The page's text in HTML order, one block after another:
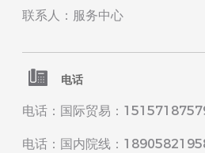
联系人：服务中心
电话
电话：国际贸易：
电话：国内院线：